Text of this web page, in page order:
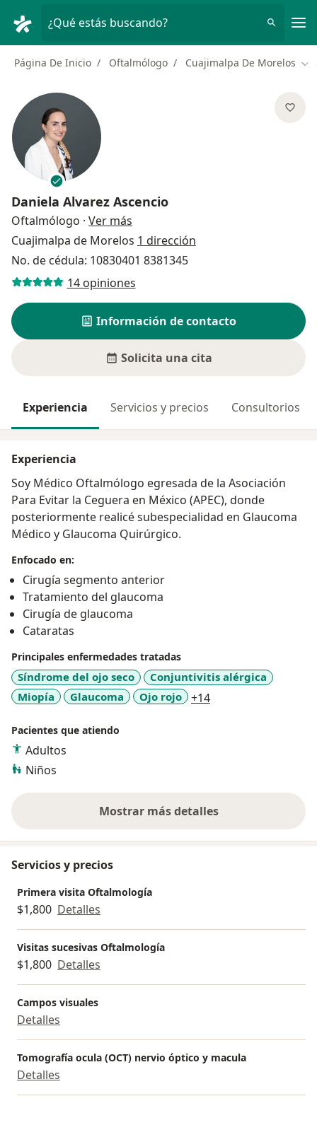
¿Qué estás buscando?
Página De Inicio Oftalmólogo Cuajimalpa De Morelos
Daniela Alvarez Ascencio
Oftalmólogo · Ver más
Cuajimalpa de Morelos 1 dirección
No. de cédula: 10830401 8381345
14 opiniones
Información de contacto
Solicita una cita
Experiencia Servicios y precios Consultorios
Experiencia
Soy Médico Oftalmólogo egresada de la Asociación
Para Evitar la Ceguera en México (APEC), donde
posteriormente realicé subespecialidad en Glaucoma
Médico y Glaucoma Quirúrgico.
Enfocado en:
Cirugía segmento anterior
Tratamiento del glaucoma
Cirugía de glaucoma
Cataratas
Principales enfermedades tratadas
Síndrome del ojo seco
Conjuntivitis alérgica
Miopía
Glaucoma Ojo rojo +14
Pacientes que atiendo
Adultos
Niños
Mostrar más detalles
sobre la experiencia
Servicios y precios
Primera visita Oftalmología
$1,800 Detalles
Visitas sucesivas Oftalmología
$1,800 Detalles
Campos visuales
Detalles
Tomografía ocula (OCT) nervio óptico y macula
Detalles